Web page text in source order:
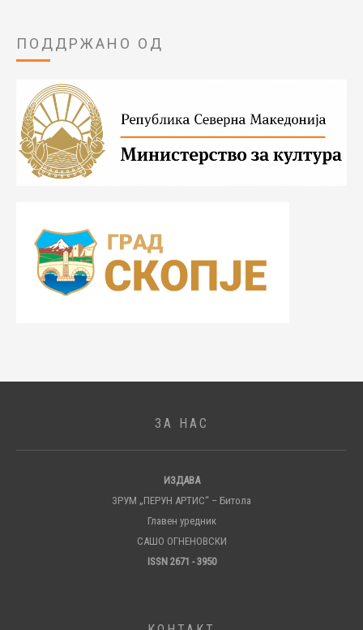
ПОДДРЖАНО ОД
ЗА НАС
ИЗДАВА
ЗРУМ „ПЕРУН АРТИС“ – Битола
Главен уредник
САШО ОГНЕНОВСКИ
ISSN 2671 - 3950